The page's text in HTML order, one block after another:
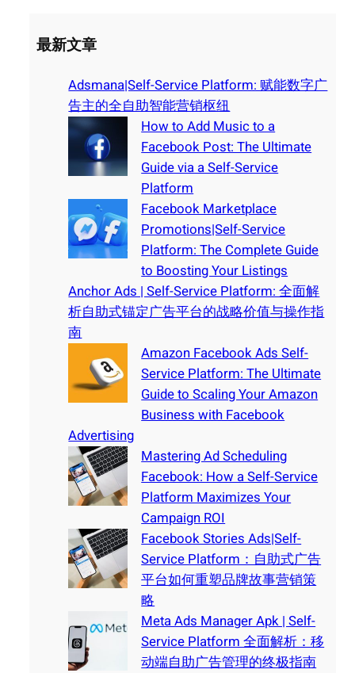
最新文章
Adsmana|Self-Service Platform: 赋能数字广
告主的全自助智能营销枢纽
How to Add Music to a
Facebook Post: The Ultimate
Guide via a Self-Service
Platform
Facebook Marketplace
Promotions|Self-Service
Platform: The Complete Guide
to Boosting Your Listings
Anchor Ads | Self-Service Platform: 全面解
析自助式锚定广告平台的战略价值与操作指
南
Amazon Facebook Ads Self-
Service Platform: The Ultimate
Guide to Scaling Your Amazon
Business with Facebook
Advertising
Mastering Ad Scheduling
Facebook: How a Self-Service
Platform Maximizes Your
Campaign ROI
Facebook Stories Ads|Self-
Service Platform：自助式广告
平台如何重塑品牌故事营销策
略
Meta Ads Manager Apk | Self-
Service Platform 全面解析：移
动端自助广告管理的终极指南